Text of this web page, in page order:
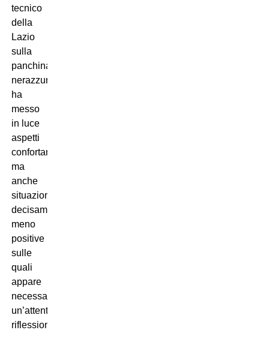
tecnico
della
Lazio
sulla
panchina
nerazzurra
ha
messo
in luce
aspetti
confortanti,
ma
anche
situazioni
decisamente
meno
positive
sulle
quali
appare
necessaria
un’attenta
riflessione…